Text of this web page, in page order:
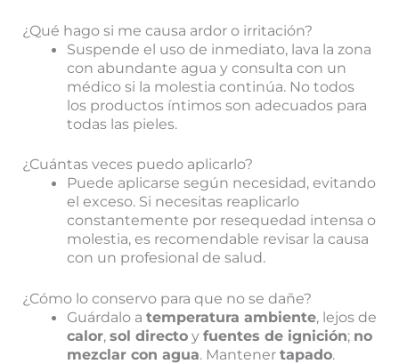
¿Qué hago si me causa ardor o irritación?
Suspende el uso de inmediato, lava la zona
con abundante agua y consulta con un
médico si la molestia continúa. No todos
los productos íntimos son adecuados para
todas las pieles.
¿Cuántas veces puedo aplicarlo?
Puede aplicarse según necesidad, evitando
el exceso. Si necesitas reaplicarlo
constantemente por resequedad intensa o
molestia, es recomendable revisar la causa
con un profesional de salud.
¿Cómo lo conservo para que no se dañe?
Guárdalo a temperatura ambiente, lejos de
calor, sol directoy fuentes de ignición; no
mezclar con agua. Mantener tapado.